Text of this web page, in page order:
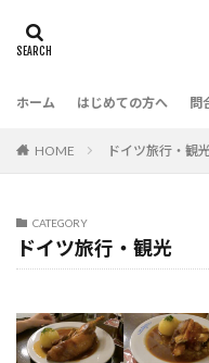
ホーム はじめての方へ 問
HOME ドイツ旅行・観
CATEGORY
ドイツ旅行・観光